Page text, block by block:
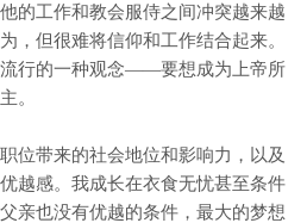
的工作和教会服侍之间冲突越来越
，但很难将信仰和工作结合起来。
行的一种观念——要想成为上帝所
。
位带来的社会地位和影响力，以及
越感。我成长在衣食无忧甚至条件
亲也没有优越的条件，最大的梦想